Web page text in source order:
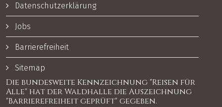
Datenschutzerklärung
Jobs
Barrierefreiheit
Sitemap
Die bundesweite Kennzeichnung "Reisen für
Alle" hat der Waldhalle die Auszeichnung
"Barrierefreiheit geprüft" gegeben.